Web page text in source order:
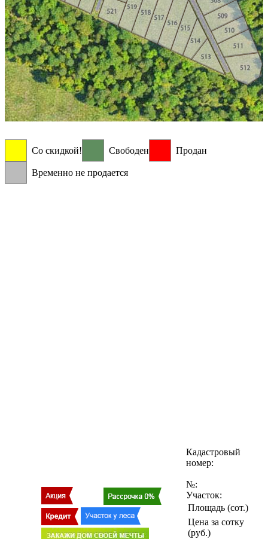
Со скидкой! Свободен Продан
Временно не продается
Кадастровый
номер:
№:
Участок:
Площадь (сот.)
Цена за сотку
(руб.)